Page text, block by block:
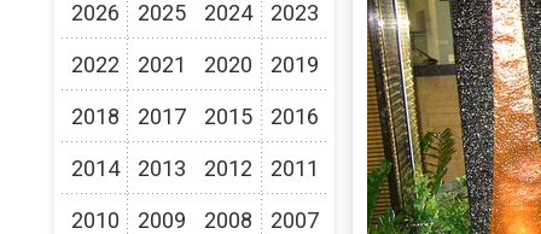
2026
2025 2024 2023
2022 2021 2020 2019
2018 2017 2015 2016
2014 2013 2012 2011
2010 2009 2008 2007